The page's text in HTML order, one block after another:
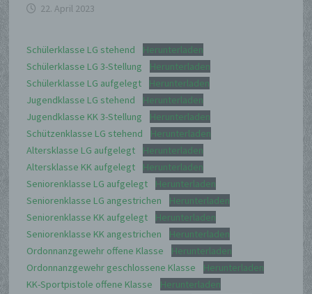
22. April 2023
Schülerklasse LG stehend
Herunterladen
Schülerklasse LG 3-Stellung
Herunterladen
Schülerklasse LG aufgelegt
Herunterladen
Jugendklasse LG stehend
Herunterladen
Jugendklasse KK 3-Stellung
Herunterladen
Schützenklasse LG stehend
Herunterladen
Altersklasse LG aufgelegt
Herunterladen
Altersklasse KK aufgelegt
Herunterladen
Seniorenklasse LG aufgelegt
Herunterladen
Seniorenklasse LG angestrichen
Herunterladen
Seniorenklasse KK aufgelegt
Herunterladen
Seniorenklasse KK angestrichen
Herunterladen
Ordonnanzgewehr offene Klasse
Herunterladen
Ordonnanzgewehr geschlossene Klasse
Herunterladen
KK-Sportpistole offene Klasse
Herunterladen